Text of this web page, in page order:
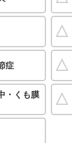
症
・くも膜